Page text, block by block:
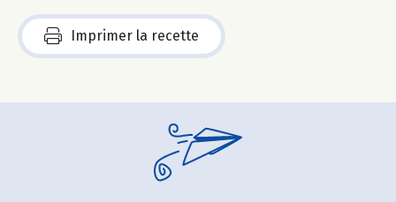
Imprimer la recette